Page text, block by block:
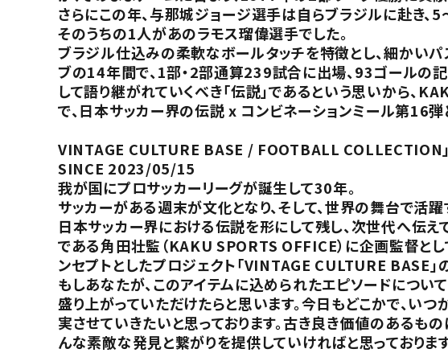
さらにこの年、与那城ジョージ選手は自らブラジルに赴き
そのうちの1人があのラモス瑠偉選手でした。
ブラジル仕込みの柔軟なボールタッチを特徴とし、細かい
ブの14年間で、1部・2部通算239試合に出場、93ゴールの
して語り継がれていくべき「伝説」であるという思いから
で、日本サッカー界の伝説 x コンビネーションミール第16
VINTAGE CULTURE BASE / FOOTBALL COLLECTION」
SINCE 2023/05/15
我が国にプロサッカーリーグが誕生して30年。
サッカーがある週末が文化となり、そして、世界の舞台で活躍
日本サッカー界における伝説を形にして残し、次世代へ伝
である角田壮監（KAKU SPORTS OFFICE）に企画監督とし
ンセプトとしたプロジェクト「VINTAGE CULTURE BASE」
もしあなたが、このアイテムに込められたエピソードにつ
盛り上がっていただけたらと思います。今日もどこかで、い
実させていきたいと思っております。古き良き価値のあるも
んな素敵な発見と繋がりを提供していければと思っております